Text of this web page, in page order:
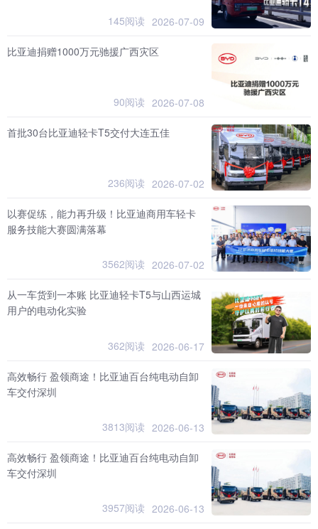
145阅读 2026-07-09
比亚迪捐赠1000万元驰援广西灾区
90阅读 2026-07-08
首批30台比亚迪轻卡T5交付大连五佳
236阅读 2026-07-02
以赛促练，能力再升级！比亚迪商用车轻卡
服务技能大赛圆满落幕
3562阅读 2026-07-02
从一车货到一本账 比亚迪轻卡T5与山西运城
用户的电动化实验
362阅读 2026-06-17
高效畅行 盈领商途！比亚迪百台纯电动自卸
车交付深圳
3813阅读 2026-06-13
高效畅行 盈领商途！比亚迪百台纯电动自卸
车交付深圳
3957阅读 2026-06-13